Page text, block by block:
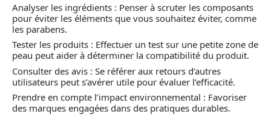
Analyser les ingrédients : Penser à scruter les composants
pour éviter les éléments que vous souhaitez éviter, comme
les parabens.
Tester les produits : Effectuer un test sur une petite zone de
peau peut aider à déterminer la compatibilité du produit.
Consulter des avis : Se référer aux retours d’autres
utilisateurs peut s’avérer utile pour évaluer l’efficacité.
Prendre en compte l’impact environnemental : Favoriser
des marques engagées dans des pratiques durables.